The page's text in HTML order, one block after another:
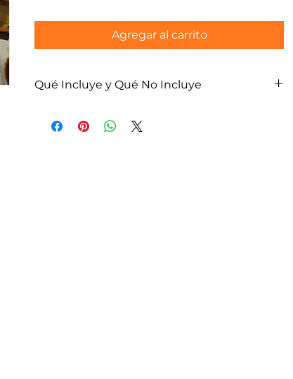
Agregar al carrito
Qué Incluye y Qué No Incluye
Clase privada de cocina washoku (cocina